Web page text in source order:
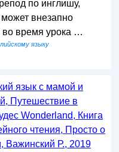
по инглишу,
внезапно
во время урока …
языку
язык с мамой и
Путешествие в
Wonderland, Книга
чтения, Просто о
Важинский Р., 2019